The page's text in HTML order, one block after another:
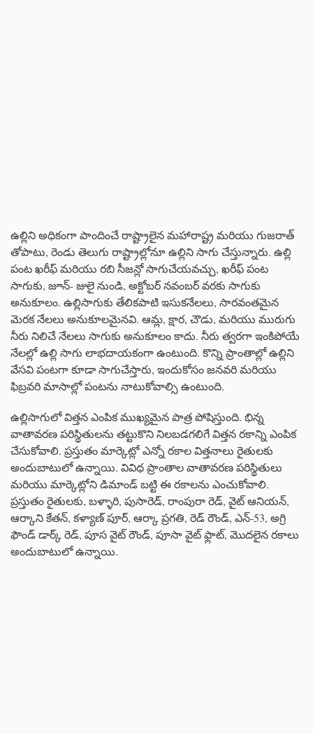
ఉల్లిని అధికంగా పాందించే రాష్ట్రాలైన మహారాష్ట్ర మరియు గుజరాత్
తోపాటు, రెండు తెలుగు రాష్ట్రాల్లోనూ ఉల్లిని సాగు చేస్తున్నారు. ఉల్లి
పంట ఖరీఫ్ మరియు రబి సీజన్లో సాగుచేయవచ్చు, ఖరీఫ్ పంట
సాగుకు, జూన్- జులై నుండి, అక్టోబర్ నవంబర్ వరకు సాగుకు
అనుకూలం. ఉల్లిసాగుకు తేలికపాటి ఇసుకనేలలు, సారవంతమైన
మెరక నేలలు అనుకూలమైనవి. ఆమ్ల, క్షార, చౌడు, మరియు మురుగు
నీరు నిలిచే నేలలు సాగుకు అనుకూలం కాదు. నీరు త్వరగా ఇంకిపోయే
నేలల్లో ఉల్లి సాగు లాభదాయకంగా ఉంటుంది. కొన్ని ప్రాంతాల్లో ఉల్లిని
వేసవి పంటగా కూడా సాగుచేస్తారు, ఇందుకోసం జనవరి మరియు
ఫిబ్రవరి మాసాల్లో పంటను నాటుకోవాల్సి ఉంటుంది.
ఉల్లిసాగులో విత్తన ఎంపిక ముఖ్యమైన పాత్ర పోషిస్తుంది. భిన్న
వాతావరణ పరిస్థితులను తట్టుకొని నిలబడగలిగే విత్తన రకాన్ని ఎంపిక
చేసుకోవాలి. ప్రస్తుతం మార్కెట్లో ఎన్నో రకాల విత్తనాలు రైతులకు
అందుబాటులో ఉన్నాయి. వివిధ ప్రాంతాల వాతావరణ పరిస్థితులు
మరియు మార్కెట్లోని డిమాండ్ బట్టి ఈ రకాలను ఎంచుకోవాలి.
ప్రస్తుతం రైతులకు, బళ్ళారి, పుసారెడ్, రాంపురా రెడ్, వైట్ ఆనియన్,
ఆర్కాని కేతన్, కళ్యాణ్ పూర్, ఆర్కా ప్రగతి, రెడ్ రౌండ్, ఎన్-53, అగ్రి
ఫౌండ్ డార్క్ రెడ్, పూస వైట్ రౌండ్, పూసా వైట్ ఫ్లాట్, మొదలైన రకాలు
అందుబాటులో ఉన్నాయి.